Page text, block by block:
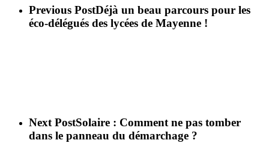
Previous PostDéjà un beau parcours pour les
éco-délégués des lycées de Mayenne !
Next PostSolaire : Comment ne pas tomber
dans le panneau du démarchage ?